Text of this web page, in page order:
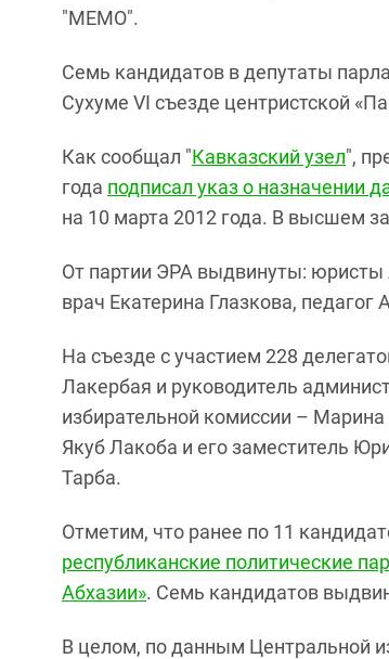
"МЕМО".
Семь кандидатов в депутаты
Сухуме VI съезде центристской
Как сообщал "Кавказский узел",
года подписал указ о назначении
на 10 марта 2012 года. В высшем
От партии ЭРА выдвинуты: юристы
врач Екатерина Глазкова, педагог
На съезде с участием 228
Лакербая и руководитель
избирательной комиссии –
Якуб Лакоба и его заместитель
Тарба.
Отметим, что ранее по 11
республиканские политические
Абхазии». Семь кандидатов
В целом, по данным Центральной